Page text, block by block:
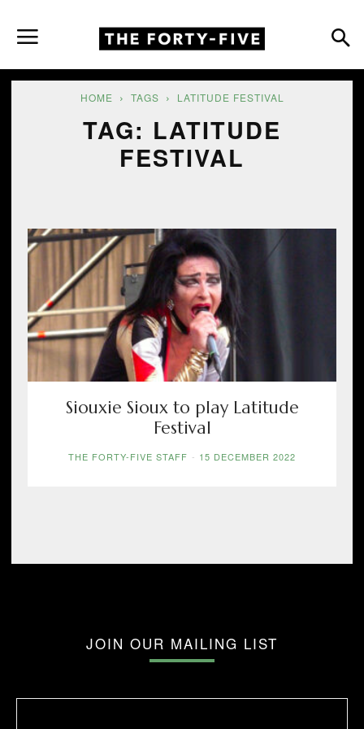
HOME TAGS LATITUDE FESTIVAL
TAG: LATITUDE
FESTIVAL
Siouxie Sioux to play Latitude
Festival
THE FORTY-FIVE STAFF - 15 DECEMBER 2022
JOIN OUR MAILING LIST